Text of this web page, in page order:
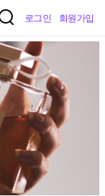
로그인 회원가입